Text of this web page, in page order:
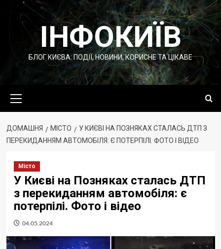
Перейти
ІНФОКИЇВ
БЛОГ КИЄВА: ПОДІЇ, НОВИНИ, КОРИСНЕ ТА ЦІКАВЕ
меню
ДОМАШНЯ МІСТО
У КИЄВІ НА ПОЗНЯКАХ СТАЛАСЬ ДТП З
ПЕРЕКИДАННЯМ АВТОМОБІЛЯ: Є ПОТЕРПІЛІ. ФОТО І ВІДЕО
Місто
У Києві на Позняках сталась ДТП
з перекиданням автомобіля: є
потерпілі. Фото і відео
04.05.2024